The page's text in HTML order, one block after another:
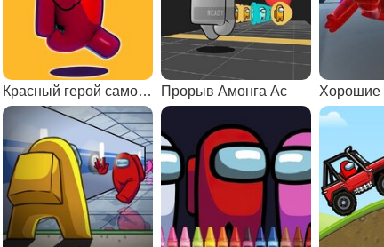
Красный герой самозванец Прорыв Амонга Ас